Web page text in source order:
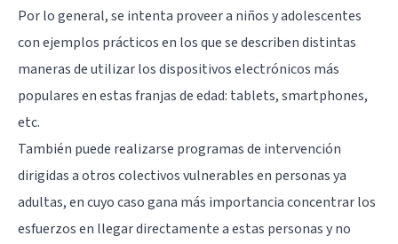
Por lo general, se intenta proveer a niños y adolescentes
con ejemplos prácticos en los que se describen distintas
maneras de utilizar los dispositivos electrónicos más
populares en estas franjas de edad: tablets, smartphones,
etc.
También puede realizarse programas de intervención
dirigidas a otros colectivos vulnerables en personas ya
adultas, en cuyo caso gana más importancia concentrar los
esfuerzos en llegar directamente a estas personas y no